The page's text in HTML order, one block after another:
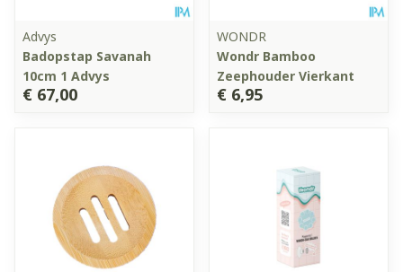
Advys
Badopstap Savanah
10cm 1 Advys
€ 67,00
WONDR
Wondr Bamboo
Zeephouder Vierkant
€ 6,95